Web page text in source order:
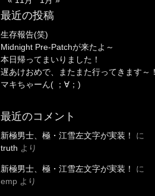
最近の投稿
生存報告(笑)
Midnight Pre-Patchが来たよ～
本日帰ってまいりました！
遅あけおめで、またまた行ってきます～！
マキちゃーん( ；∀；)
最近のコメント
新極男士、極・江雪左文字が実装！
に
truth より
新極男士、極・江雪左文字が実装！
に
emp より